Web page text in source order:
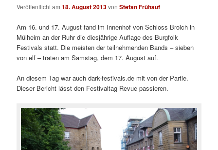
Veröffentlicht am18. August 2013vonStefan Frühauf
Am 16. und 17. August fand im Innenhof von Schloss Broich in
Mülheim an der Ruhr die diesjährige Auflage des Burgfolk
Festivals statt. Die meisten der teilnehmenden Bands – sieben
von elf – traten am Samstag, dem 17. August auf.
An diesem Tag war auch dark-festivals.de mit von der Partie.
Dieser Bericht lässt den Festivaltag Revue passieren.